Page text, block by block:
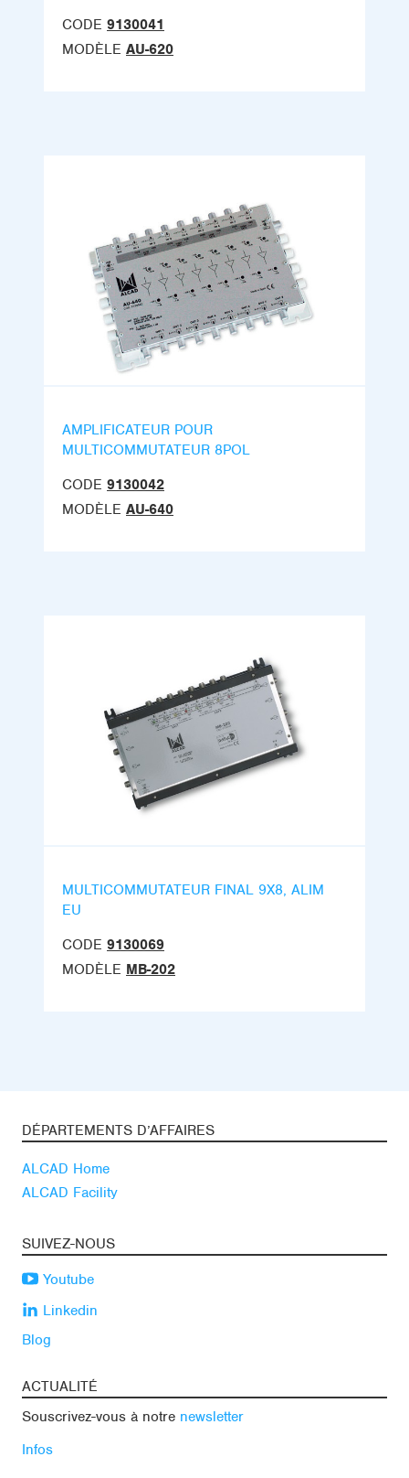
CODE 9130041
MODÈLE AU-620
AMPLIFICATEUR POUR
MULTICOMMUTATEUR 8POL
CODE 9130042
MODÈLE AU-640
MULTICOMMUTATEUR FINAL 9X8, ALIM
EU
CODE 9130069
MODÈLE MB-202
DÉPARTEMENTS D’AFFAIRES
ALCAD Home
ALCAD Facility
SUIVEZ-NOUS
Youtube
Linkedin
Blog
ACTUALITÉ
Souscrivez-vous à notre newsletter
Infos